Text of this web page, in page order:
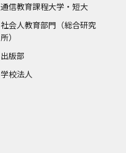
通信教育課程大学・短大
社会人教育部門（総合研究
所）
出版部
学校法人